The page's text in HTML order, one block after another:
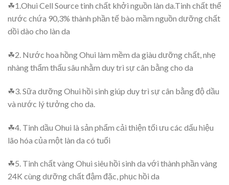
☘1.Ohui Cell Source tinh chất khởi nguồn làn da.Tinh chất thể
nước chứa 90,3% thành phần tế bào mầm nguồn dưỡng chất
dồi dào cho làn da
☘2. Nước hoa hồng Ohui làm mềm da giàu dưỡng chất, nhẹ
nhàng thẩm thấu sâu nhằm duy trì sự cân bằng cho da
☘3. Sữa dưỡng Ohui hồi sinh giúp duy trì sự cân bằng độ dầu
và nước lý tưởng cho da.
☘4. Tinh dầu Ohui là sản phẩm cải thiện tối ưu các dấu hiệu
lão hóa của một làn da có tuổi
☘5. Tinh chất vàng Ohui siêu hồi sinh da với thành phần vàng
24K cùng dưỡng chất đậm đặc, phục hồi da